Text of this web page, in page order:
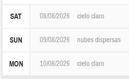
SAT 08/08/2026 cielo claro
SUN 09/08/2026 nubes dispersas
MON 10/08/2026 cielo claro